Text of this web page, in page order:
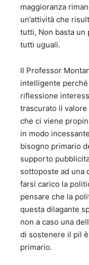
maggioranza
un’attività che
tutti, Non basta
tutti uguali.
Il Professor
intelligente
riflessione
trascurato il
che ci viene
in modo
bisogno primario
supporto
sottoposte ad una
farsi carico la
pensare che la
questa dilagante
non a caso una
di sostenere il pil
primario.